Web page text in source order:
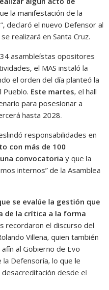
la manifestación de la
declaró el nuevo Defensor al
realizará en Santa Cruz.
asambleístas opositores
el MAS instaló la
el orden del día planteó la
Pueblo. Este martes, el hall
para posesionar a
hasta 2028.
responsabilidades en
con más de 100
convocatoriay que la
internos” de la Asamblea
se evalúe la gestión que
de la crítica a la forma
recordaron el discurso del
Villena, quien también
al Gobierno de Evo
Defensoría, lo que le
desde el